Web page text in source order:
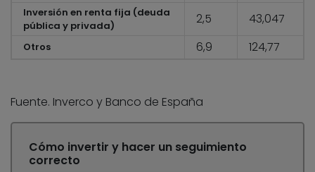
Inversión en renta fija (deuda
pública y privada)
2,5 43,047
Otros 6,9 124,77
Fuente. Inverco y Banco de España
Cómo invertir y hacer un seguimiento
correcto